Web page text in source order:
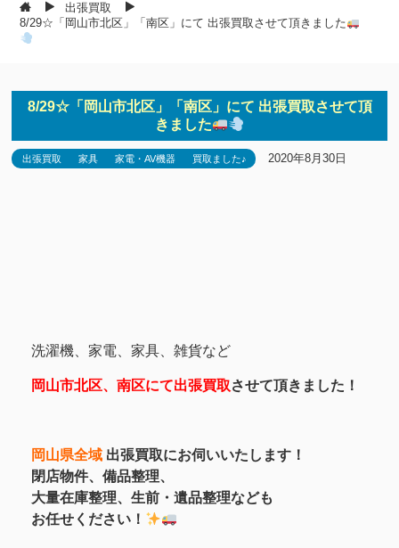
出張買取
8/29☆「岡山市北区」「南区」にて 出張買取させて頂きました
8/29☆「岡山市北区」「南区」にて 出張買取させて頂
きました
出張買取 家具 家電・AV機器 買取ました♪ 2020年8月30日
洗濯機、家電、家具、雑貨など
岡山市北区、南区にて出張買取させて頂きました！
岡山県全域出張買取にお伺いいたします！
閉店物件、備品整理、
大量在庫整理、生前・遺品整理なども
お任せください！